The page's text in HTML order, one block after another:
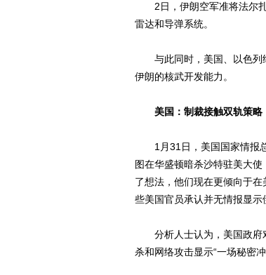
2日，伊朗空军准将法尔扎
雷达和导弹系统。
与此同时，美国、以色列
伊朗的核武开发能力。
美国：制裁接触双轨策略
1月31日，美国国家情报总
图在华盛顿暗杀沙特驻美大
了想法，他们现在更倾向于
些美国官员承认并无情报显示
分析人士认为，美国政府对
杀和网络攻击显示“一场秘密冲